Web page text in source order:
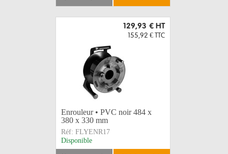
129,93 € HT
155,92 € TTC
Enrouleur • PVC noir 484 x
380 x 330 mm
Réf: FLYENR17
Disponible